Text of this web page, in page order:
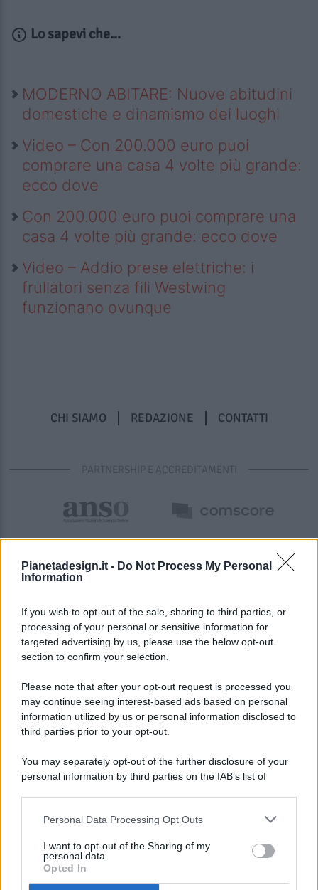
Pianetadesign.it - Do Not Process My Personal
Information
If you wish to opt-out of the sale, sharing to third parties, or
processing of your personal or sensitive information for
targeted advertising by us, please use the below opt-out
section to confirm your selection.
Please note that after your opt-out request is processed you
may continue seeing interest-based ads based on personal
information utilized by us or personal information disclosed to
third parties prior to your opt-out.
You may separately opt-out of the further disclosure of your
personal information by third parties on the IAB’s list of
This information may also be disclosed by us to third parties
disclose it to other third parties.
Personal Data Processing Opt Outs
I want to opt-out of the Sharing of my
personal data.
Opted In
Lo sapevi che...
MODERNO ABITARE: Nuove abitudini
domestiche e dinamismo dei luoghi
Video – Con 200.000 euro puoi
comprare una casa 4 volte più grande:
ecco dove
Con 200.000 euro puoi comprare una
casa 4 volte più grande: ecco dove
Video – Addio prese elettriche: i
frullatori senza fili Westwing
funzionano ovunque
CHI SIAMO REDAZIONE CONTATTI
PARTNERSHIP E ACCREDITAMENTI
© 2026 - Pianeta Design - P.IVA 04827280654 - Testata
Registrata Al Tribunale Di Nocera Inferiore N. 8/2020 - RG N.
ISCRIZIONE AL ROC N. 35792 – ISCRITTA ALL’ANSO
(ASSOCIAZIONE NAZIONALE STAMPA ONLINE)
PREFERENZE PRIVACY